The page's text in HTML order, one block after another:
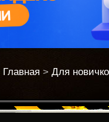
Главная > Для